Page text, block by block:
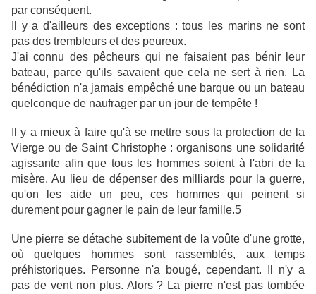
par conséquent.
Il y a d'ailleurs des exceptions : tous les marins ne sont
pas des trembleurs et des peureux.
J'ai connu des pêcheurs qui ne faisaient pas bénir leur
bateau, parce qu'ils savaient que cela ne sert à rien. La
bénédiction n'a jamais empêché une barque ou un bateau
quelconque de naufrager par un jour de tempête !
Il y a mieux à faire qu'à se mettre sous la protection de la
Vierge ou de Saint Christophe : organisons une solidarité
agissante afin que tous les hommes soient à l'abri de la
misère. Au lieu de dépenser des milliards pour la guerre,
qu'on les aide un peu, ces hommes qui peinent si
durement pour gagner le pain de leur famille.5
Une pierre se détache subitement de la voûte d'une grotte,
où quelques hommes sont rassemblés, aux temps
préhistoriques. Personne n'a bougé, cependant. Il n'y a
pas de vent non plus. Alors ? La pierre n'est pas tombée